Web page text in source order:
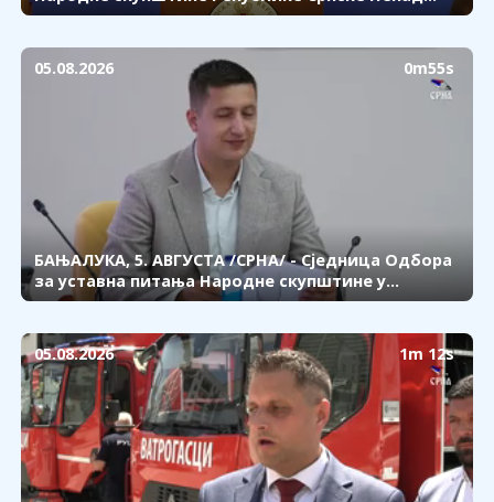
Стевандић рекао је да је скупштински Одбор за
складу с којим ће Српска у наредном периоду
инсистирати на поништавању свих одлука
високог представника у БиХ за које не постоји
претходна сагласност Републике.
05.08.2026 0m55s
БАЊАЛУКА, 5. АВГУСТА /СРНА/ - Сједница Одбора
за уставна питања Народне скупштине у
Бањалуци.
05.08.2026 1m 12s